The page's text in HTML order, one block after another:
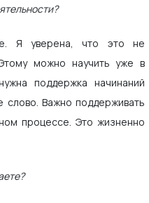
Я уверена, что это не
можно научить уже в
поддержка начинаний
слово. Важно поддерживать
процессе. Это жизненно